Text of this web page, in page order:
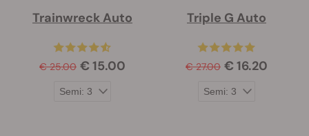
Trainwreck Auto
€ 25.00 € 15.00
Triple G Auto
€ 27.00 € 16.20